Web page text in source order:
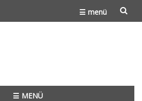
☰ menü
☰ MENÜ